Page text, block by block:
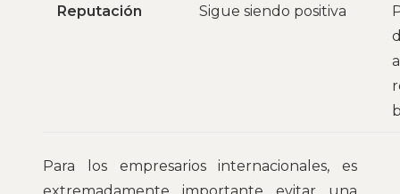
Reputación Sigue siendo positiva
Para los empresarios internacionales, es